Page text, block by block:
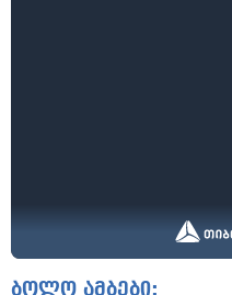
ბოლო ამბები: